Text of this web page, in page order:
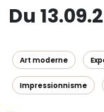
Du
Art moderne
Impressionnisme